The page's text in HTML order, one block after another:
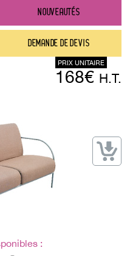
NOUVEAUTÉS
DEMANDE DE DEVIS
PRIX UNITAIRE
168€ H.T.
: